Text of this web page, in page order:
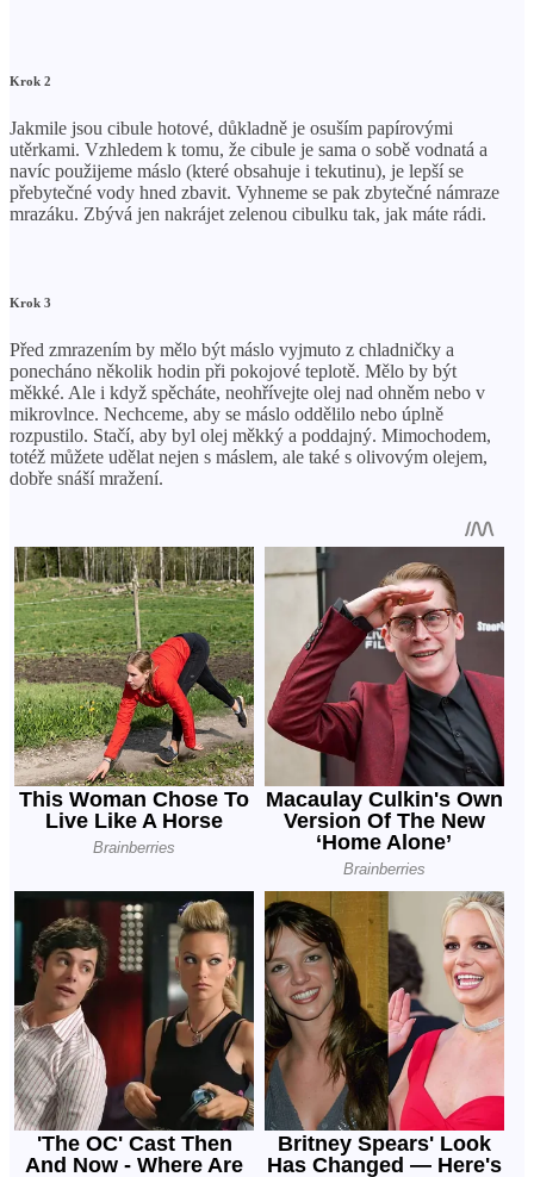
Krok 2
Jakmile jsou cibule hotové, důkladně je osuším papírovými
utěrkami. Vzhledem k tomu, že cibule je sama o sobě vodnatá a
navíc použijeme máslo (které obsahuje i tekutinu), je lepší se
přebytečné vody hned zbavit. Vyhneme se pak zbytečné námraze
mrazáku. Zbývá jen nakrájet zelenou cibulku tak, jak máte rádi.
Krok 3
Před zmrazením by mělo být máslo vyjmuto z chladničky a
ponecháno několik hodin při pokojové teplotě. Mělo by být
měkké. Ale i když spěcháte, neohřívejte olej nad ohněm nebo v
mikrovlnce. Nechceme, aby se máslo oddělilo nebo úplně
rozpustilo. Stačí, aby byl olej měkký a poddajný. Mimochodem,
totéž můžete udělat nejen s máslem, ale také s olivovým olejem,
dobře snáší mražení.